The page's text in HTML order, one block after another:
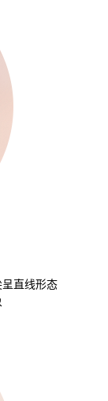
直线形态